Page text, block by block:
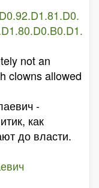
not an
clowns allowed
-
как
до власти.